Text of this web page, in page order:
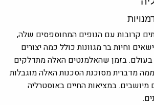
קרובות עם הנופים המחוספסים שלה,
וחיות בר מגוונות כולל כמה יצורים
בעולם. בזמן שהאלמנטים האלה מתדלקים
מדברית מסוכנת הסכנות האלה מוגבלות
במציאות החיים באוסטרליה